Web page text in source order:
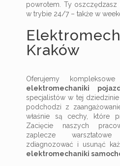
powrotem. Ty oszczędzasz
w trybie 24/7 – także w
Kraków
Oferujemy
elektromechaniki
specjalistów w tej
podchodzi z
właśnie są cechy, które
Zacięcie naszych
zaplecze
zdiagnozować i usunąć
elektromechaniki